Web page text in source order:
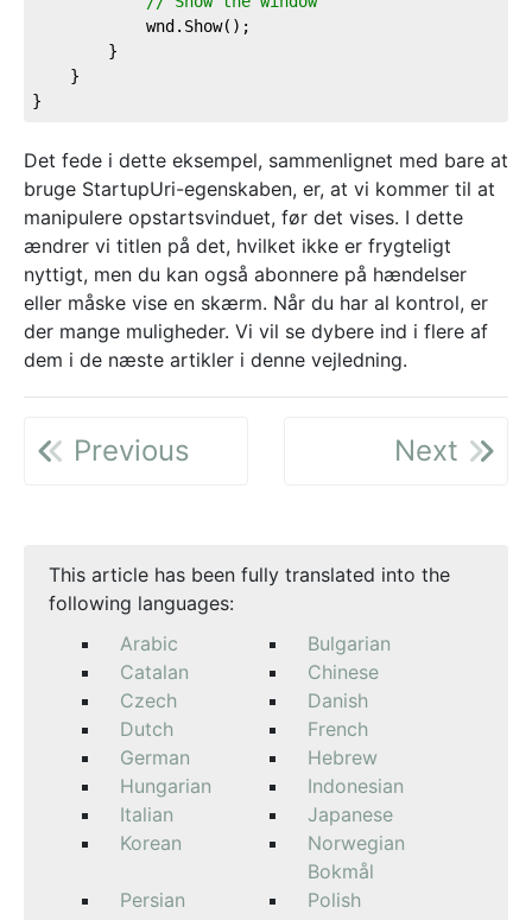
}
Det fede i dette eksempel, sammenlignet med bare at
bruge StartupUri-egenskaben, er, at vi kommer til at
manipulere opstartsvinduet, før det vises. I dette
ændrer vi titlen på det, hvilket ikke er frygteligt
nyttigt, men du kan også abonnere på hændelser
eller måske vise en skærm. Når du har al kontrol, er
der mange muligheder. Vi vil se dybere ind i flere af
dem i de næste artikler i denne vejledning.
Previous Next
This article has been fully translated into the
following languages:
Arabic
Bulgarian
Catalan
Chinese
Czech
Danish
Dutch
French
German
Hebrew
Hungarian
Indonesian
Italian
Japanese
Korean
Norwegian
Bokmål
Persian
Polish